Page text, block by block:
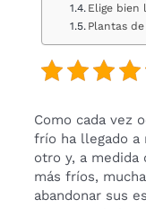
Elige bien
Plantas
Como cada vez
frío ha llegado a
otro y, a medida
más fríos,
abandonar sus